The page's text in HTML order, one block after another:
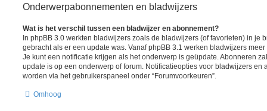
Onderwerpabonnementen en bladwijzers
Wat is het verschil tussen een bladwijzer en abonnement?
In phpBB 3.0 werkten bladwijzers zoals de bladwijzers (of favorieten) in je
gebracht als er een update was. Vanaf phpBB 3.1 werken bladwijzers
Je kunt een notificatie krijgen als het onderwerp is geüpdate. Abonneren
update is op een onderwerp of forum. Notificatieopties voor bladwijzers en
worden via het gebruikerspaneel onder “Forumvoorkeuren”.
Omhoog